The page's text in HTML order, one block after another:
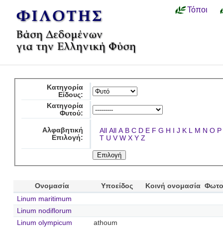
Τόποι
Κατηγορία
Είδους:
Κατηγορία
Φυτού:
Αλφαβητική
Επιλογή:
All All A B C D E F G H I J K L M N O P
T U V W X Y Z
Ονομασία Υποείδος Κοινή ονομασία
Linum maritimum
Linum nodiflorum
Linum olympicum
athoum